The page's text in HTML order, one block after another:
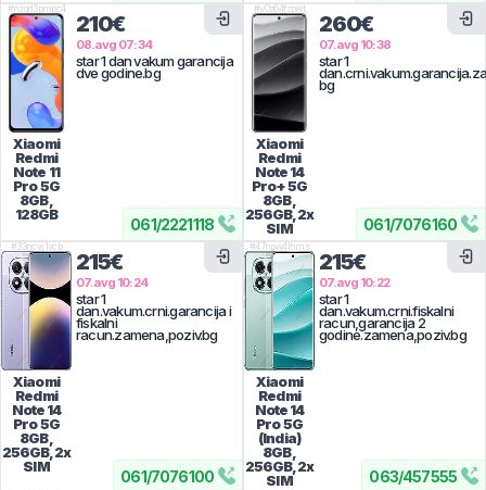
061/2221118
#nzgd3pmpc4
Xiaomi
Redmi
Note 11
Pro 5G
8GB,
128GB
210€
08.avg 07:34
star 1 dan vakum garancija
dve godine.bg
061/7076160
#v0z64fzpwt
Xiaomi
Redmi
Note 14
Pro+ 5G
8GB,
256GB, 2x
SIM
260€
07.avg 10:38
star 1
bg
061/7076100
#33ncvj1vcb
Xiaomi
Redmi
Note 14
Pro 5G
8GB,
256GB, 2x
SIM
215€
07.avg 10:24
star 1
dan.vakum.crni.garancija i
fiskalni
racun.zamena,poziv.bg
063/457555
#47npw4lhms
Xiaomi
Redmi
Note 14
Pro 5G
(India)
8GB,
256GB, 2x
SIM
215€
07.avg 10:22
star 1
dan.vakum.crni.fiskalni
racun,garancija 2
godine.zamena,poziv.bg